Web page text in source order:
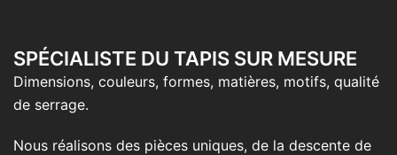
SPÉCIALISTE DU TAPIS SUR MESURE
Dimensions, couleurs, formes, matières, motifs, qualité
de serrage.
Nous réalisons des pièces uniques, de la descente de